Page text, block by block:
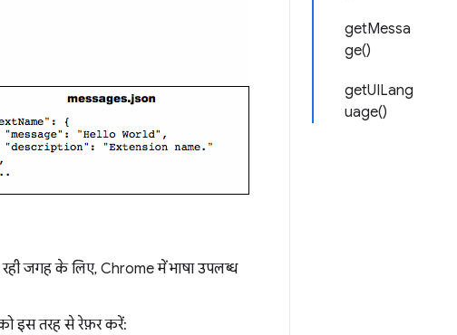
getMessa
ge()
getUILang
uage()
जगह के लिए, Chrome में भाषा उपलब्ध
को इस तरह से रेफ़र करें: